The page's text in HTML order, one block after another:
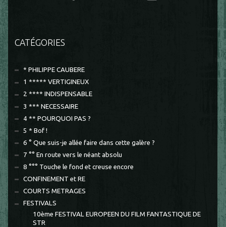
CATÉGORIES
* PHILIPPE CAUBERE
1 ***** VERTIGINEUX
2 **** INDISPENSABLE
3 *** NECESSAIRE
4 ** POURQUOI PAS ?
5 * Bof !
6 ° Que suis-je allée faire dans cette galère ?
7 °° En route vers le néant absolu
8 °°° Touche le fond et creuse encore
CONFINEMENT et RE
COURTS METRAGES
FESTIVALS
10ème FESTIVAL EUROPEEN DU FILM FANTASTIQUE DE
STR